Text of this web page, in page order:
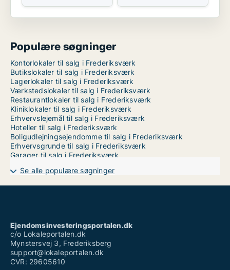
Populære søgninger
Kontorlokaler til salg i Frederiksværk
Butikslokaler til salg i Frederiksværk
Lagerlokaler til salg i Frederiksværk
Værkstedslokaler til salg i Frederiksværk
Restaurantlokaler til salg i Frederiksværk
Kliniklokaler til salg i Frederiksværk
Erhvervslejemål til salg i Frederiksværk
Hoteller til salg i Frederiksværk
Boligudlejningsejendomme til salg i Frederiksværk
Erhvervsgrunde til salg i Frederiksværk
Garager til salg i Frederiksværk
Se alle populære søgninger
Ejendomsinvesteringsportalen.dk
c/o Lokaleportalen.dk
Mynstersvej 3, Frederiksberg
support@lokaleportalen.dk
CVR: 29605610